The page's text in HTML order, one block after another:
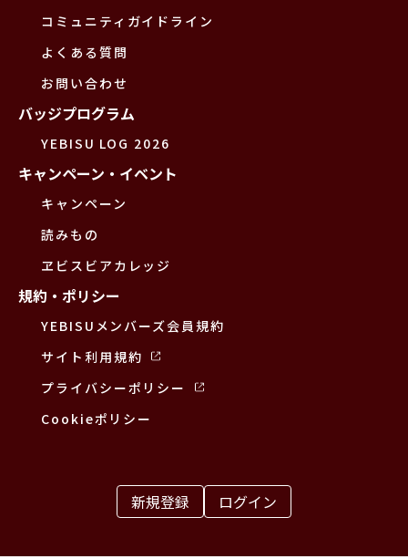
コミュニティガイドライン
よくある質問
お問い合わせ
バッジプログラム
YEBISU LOG 2026
キャンペーン・イベント
キャンペーン
読みもの
ヱビスビアカレッジ
規約・ポリシー
YEBISUメンバーズ会員規約
サイト利用規約
プライバシーポリシー
Cookieポリシー
新規登録 ログイン